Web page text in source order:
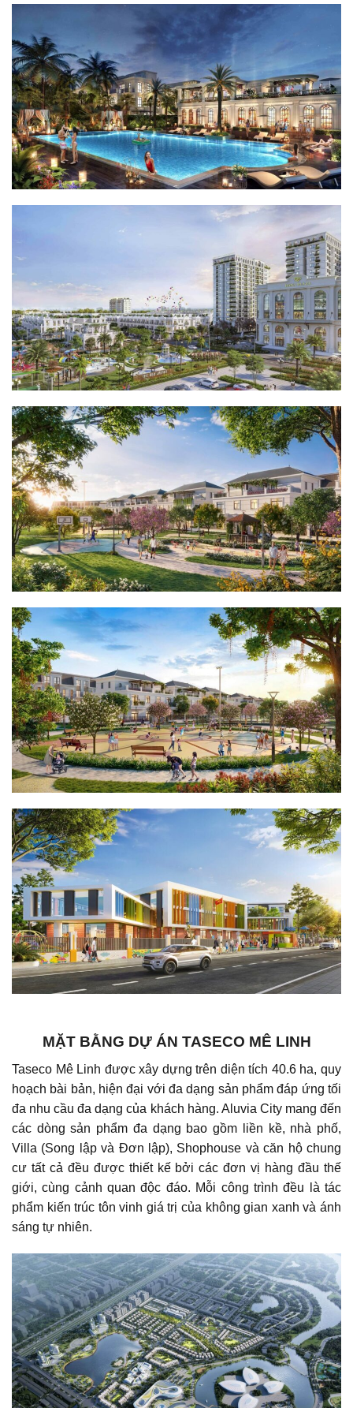
MẶT BẰNG DỰ ÁN TASECO MÊ LINH
Taseco Mê Linh được xây dựng trên diện tích 40.6 ha, quy
hoạch bài bản, hiện đại với đa dạng sản phẩm đáp ứng tối
đa nhu cầu đa dạng của khách hàng. Aluvia City mang đến
các dòng sản phẩm đa dạng bao gồm liền kề, nhà phố,
Villa (Song lập và Đơn lập), Shophouse và căn hộ chung
cư tất cả đều được thiết kế bởi các đơn vị hàng đầu thế
giới, cùng cảnh quan độc đáo. Mỗi công trình đều là tác
phẩm kiến trúc tôn vinh giá trị của không gian xanh và ánh
sáng tự nhiên.